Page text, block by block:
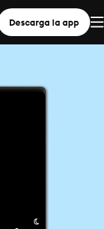
Descarga la app